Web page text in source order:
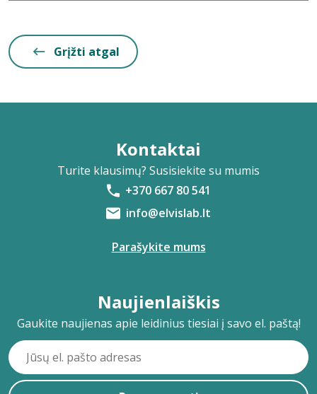
Grįžti atgal
Kontaktai
Turite klausimų? Susisiekite su mumis
+370 667 80 541
info@elvislab.lt
Parašykite mums
Naujienlaiškis
Gaukite naujienas apie leidinius tiesiai į savo el. paštą!